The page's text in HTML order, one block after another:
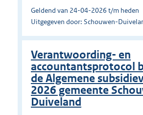
Geldend van 24-04-2026 t/m heden
Uitgegeven door: Schouwen-
Verantwoording- en
accountantsprotocol
de Algemene
2026 gemeente
Duiveland